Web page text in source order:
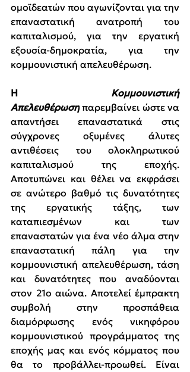
ομοϊδεατών που αγωνίζονται για την
επαναστατική ανατροπή του
καπιταλισμού, για την εργατική
εξουσία-δημοκρατία, για την
κομμουνιστική απελευθέρωση.
Η Κομμουνιστική
Απελευθέρωση παρεμβαίνει ώστε να
απαντήσει επαναστατικά στις
σύγχρονες οξυμένες άλυτες
αντιθέσεις του ολοκληρωτικού
καπιταλισμού της εποχής.
Αποτυπώνει και θέλει να εκφράσει
σε ανώτερο βαθμό τις δυνατότητες
της εργατικής τάξης, των
καταπιεσμένων και των
επαναστατών για ένα νέο άλμα στην
επαναστατική πάλη για την
κομμουνιστική απελευθέρωση, τάση
και δυνατότητες που αναδύονται
στον 21ο αιώνα. Αποτελεί έμπρακτη
συμβολή στην προσπάθεια
διαμόρφωσης ενός νικηφόρου
κομμουνιστικού προγράμματος της
εποχής μας και ενός κόμματος που
θα το προβάλλει-προωθεί. Είναι